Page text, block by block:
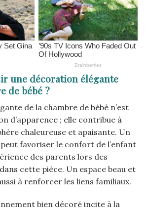
une décoration élégante
de bébé ?
de la chambre de bébé n’est
d’apparence ; elle contribue à
chaleureuse et apaisante. Un
favoriser le confort de l’enfant
des parents lors des
cette pièce. Un espace beau et
à renforcer les liens familiaux.
bien décoré incite à la